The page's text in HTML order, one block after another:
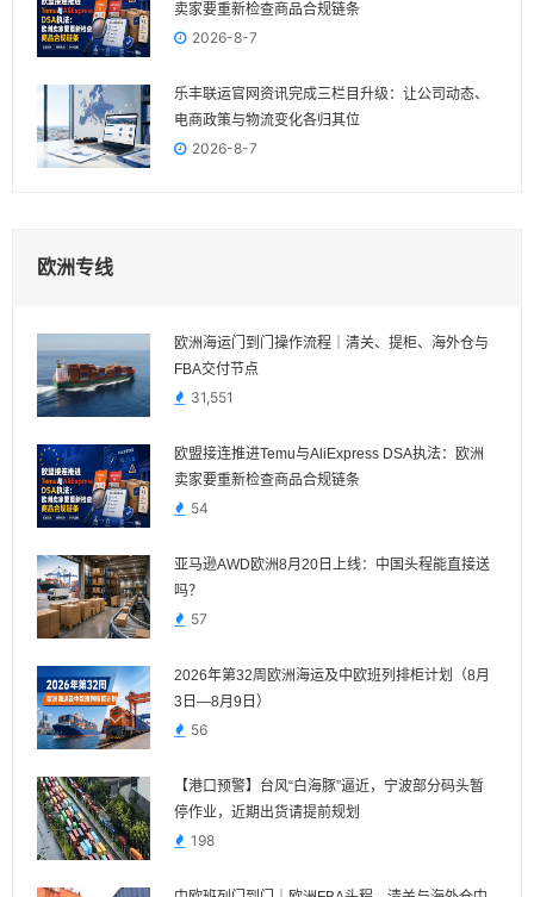
卖家要重新检查商品合规链条
2026-8-7
乐丰联运官网资讯完成三栏目升级：让公司动态、
电商政策与物流变化各归其位
2026-8-7
欧洲专线
欧洲海运门到门操作流程｜清关、提柜、海外仓与
FBA交付节点
31,551
欧盟接连推进Temu与AliExpress DSA执法：欧洲
卖家要重新检查商品合规链条
54
亚马逊AWD欧洲8月20日上线：中国头程能直接送
吗？
57
2026年第32周欧洲海运及中欧班列排柜计划（8月
3日—8月9日）
56
【港口预警】台风“白海豚”逼近，宁波部分码头暂
停作业，近期出货请提前规划
198